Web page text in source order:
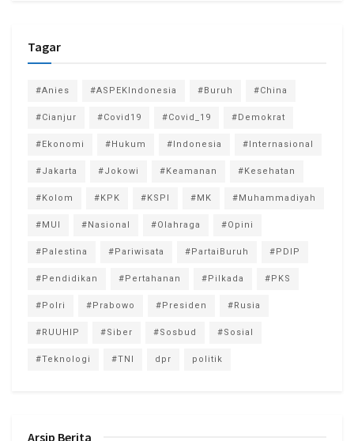
Tagar
#Anies #ASPEKIndonesia #Buruh #China
#Cianjur #Covid19 #Covid_19 #Demokrat
#Ekonomi #Hukum #Indonesia #Internasional
#Jakarta #Jokowi #Keamanan #Kesehatan
#Kolom #KPK #KSPI #MK #Muhammadiyah
#MUI #Nasional #Olahraga #Opini
#Palestina #Pariwisata #PartaiBuruh #PDIP
#Pendidikan #Pertahanan #Pilkada #PKS
#Polri #Prabowo #Presiden #Rusia
#RUUHIP #Siber #Sosbud #Sosial
#Teknologi #TNI dpr politik
Arsip Berita